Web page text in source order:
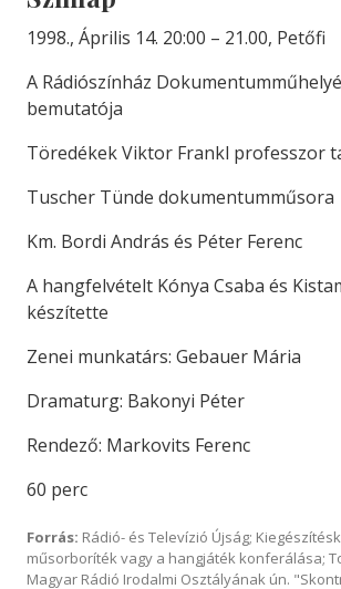
1998., Április 14. 20:00 – 21.00, Petőfi
A Rádiószínház
bemutatója
Töredékek Viktor Frankl professzor
Tuscher Tünde dokumentumműsora
Km. Bordi András és Péter Ferenc
A hangfelvételt Kónya Csaba és
készítette
Zenei munkatárs: Gebauer Mária
Dramaturg: Bakonyi Péter
Rendező: Markovits Ferenc
60 perc
Forrás: Rádió- és Televízió Újság;
műsorboríték vagy a hangjáték konferálása;
Magyar Rádió Irodalmi Osztályának ún.